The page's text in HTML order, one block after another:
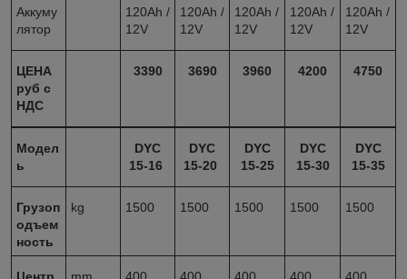
Аккуму
лятор
120Ah /
12V
120Ah /
12V
120Ah /
12V
120Ah /
12V
120Ah /
12V
ЦЕНА
руб с
НДС
3390 3690 3960 4200 4750
Модел
ь
DYC
15-16
DYC
15-20
DYC
15-25
DYC
15-30
DYC
15-35
Грузоп
одъем
ность
kg 1500 1500 1500 1500 1500